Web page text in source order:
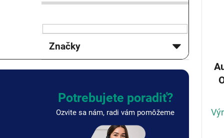
n
p
e
Značky
Potrebujete poradiť?
Ozvite sa nám, radi vám pomôžeme